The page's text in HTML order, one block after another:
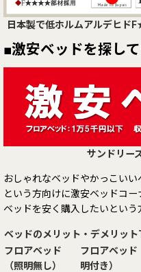
日本製で低ホルムアルデヒ
■激安ベッドを探し
サンドリー
おしゃれなベッドやかっこい
という方向けに激安ベッドコー
ベッドを安く購入したいという
ベッドのメリット・デメリッ
フロアベッド
（照明無し）
フロアベッド
明付き）